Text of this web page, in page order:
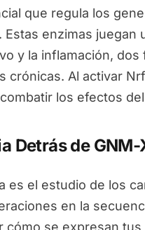
que regula los
Estas enzimas juegan
y la inflamación,
crónicas. Al activar
los efectos
Detrás de GNM-
es el estudio de los
en la
cómo se expresan